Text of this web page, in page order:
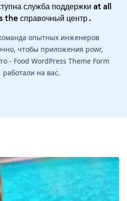
служба поддержки at all
theсправочный центр.
опытных инженеров
чтобы приложения powr,
- Food WordPress Theme Form
работали на вас.